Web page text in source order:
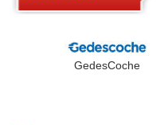
GedesCoche